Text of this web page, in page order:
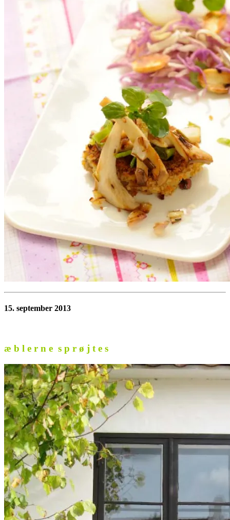
15. september 2013
æ b l e r n e s p r ø j t e s